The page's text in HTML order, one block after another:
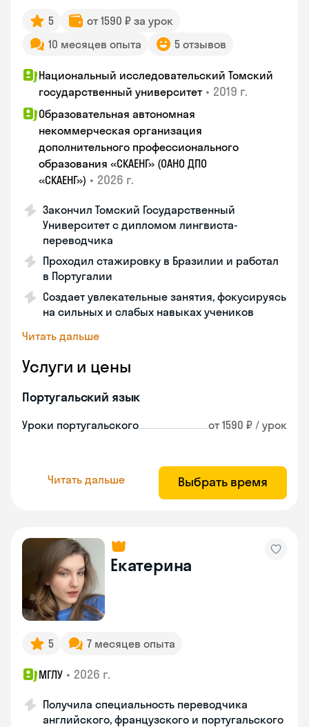
5
от 1590 ₽ за урок
10 месяцев опыта
5 отзывов
Национальный исследовательский Томский
государственный университет • 2019 г.
Образовательная автономная
некоммерческая организация
дополнительного профессионального
образования «СКАЕНГ» (ОАНО ДПО
«СКАЕНГ») • 2026 г.
Закончил Томский Государственный
Университет с дипломом лингвиста-
переводчика
Проходил стажировку в Бразилии и работал
в Португалии
Создает увлекательные занятия, фокусируясь
на сильных и слабых навыках учеников
Читать дальше
Услуги и цены
Португальский язык
Уроки португальского от 1590 ₽ / урок
Читать дальше Выбрать время
Екатерина
5 7 месяцев опыта
МГЛУ • 2026 г.
Получила специальность переводчика
английского, французского и португальского